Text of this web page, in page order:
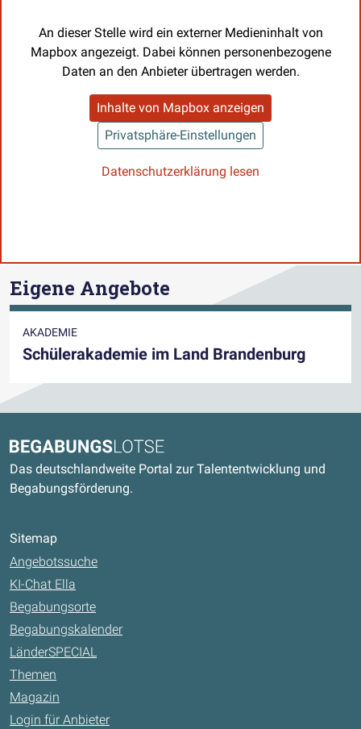
An dieser Stelle wird ein externer Medieninhalt von
Mapbox angezeigt. Dabei können personenbezogene
Daten an den Anbieter übertragen werden.
Inhalte von Mapbox anzeigen
Privatsphäre-Einstellungen
Datenschutzerklärung lesen
Eigene Angebote
AKADEMIE
Schülerakademie im Land Brandenburg
Begabungslotse
Das deutschlandweite Portal zur Talententwicklung und
Begabungsförderung.
Sitemap
Angebotssuche
KI-Chat Ella
Begabungsorte
Begabungskalender
LänderSPECIAL
Themen
Magazin
Login für Anbieter